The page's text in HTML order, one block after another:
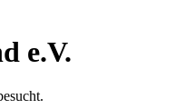
e.V.